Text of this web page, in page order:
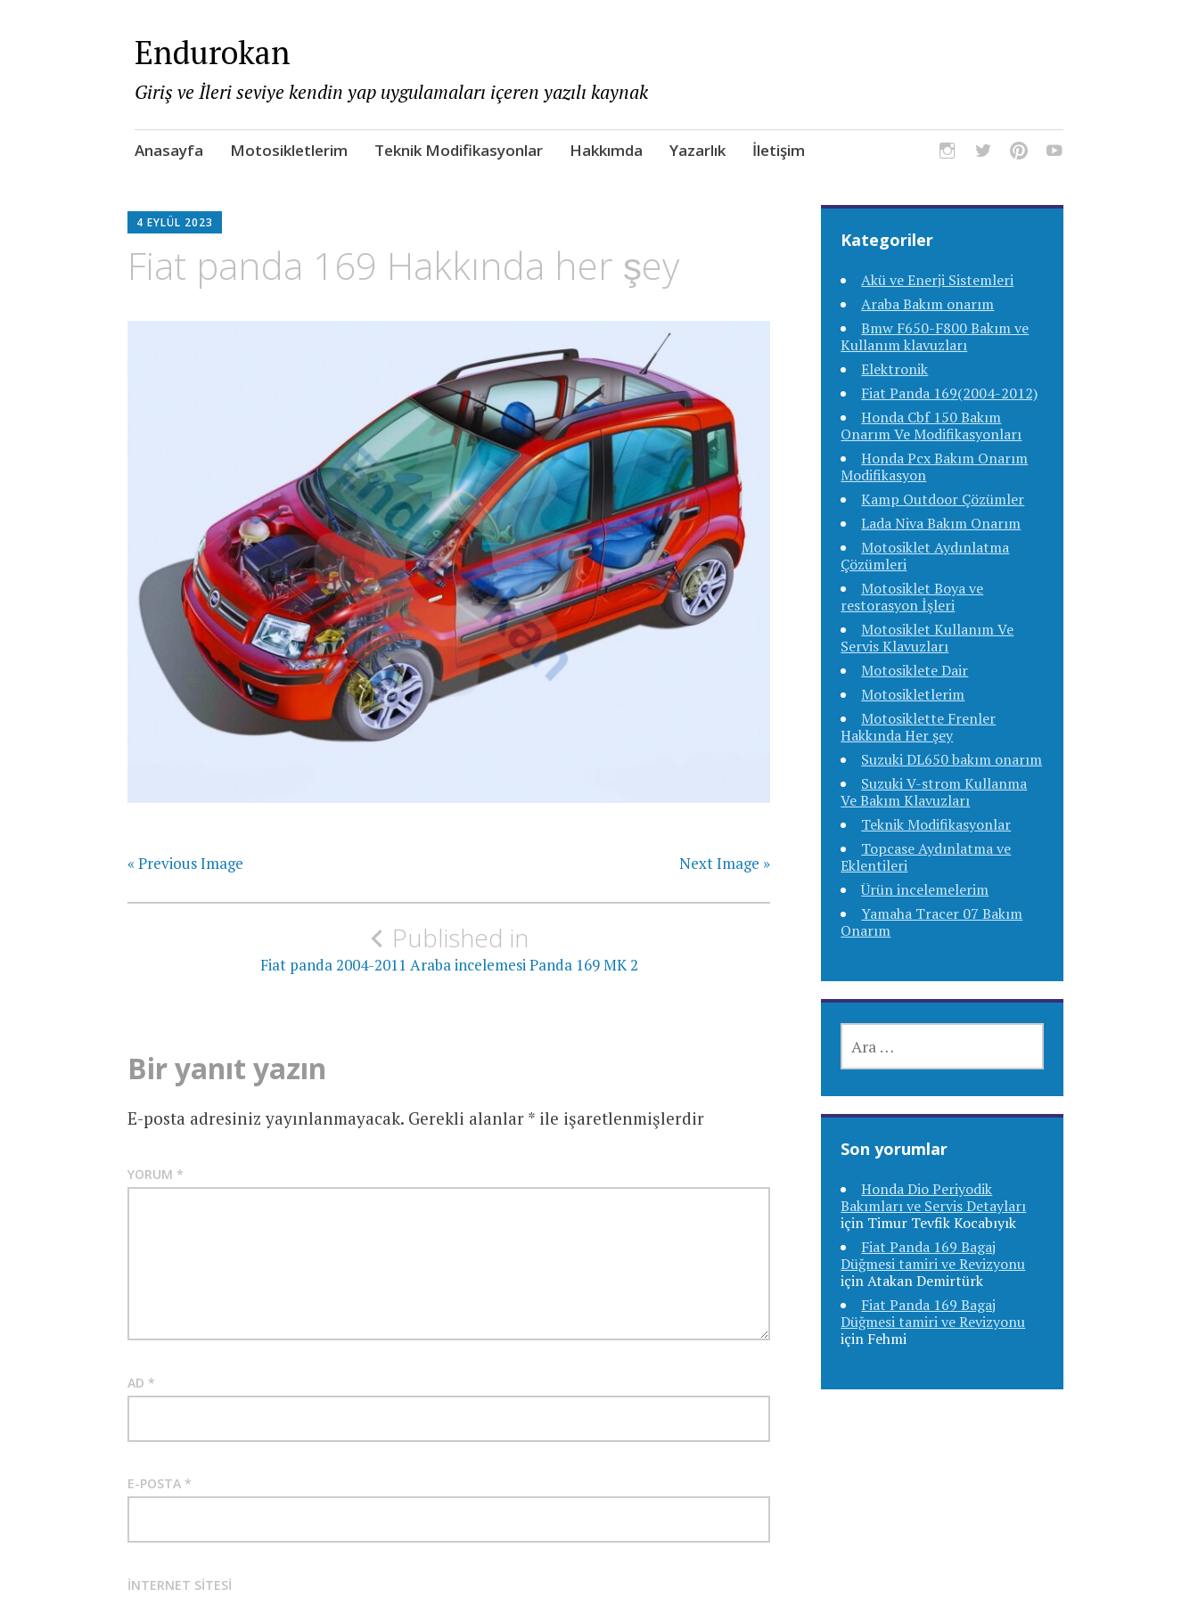
Endurokan
Giriş ve İleri seviye kendin yap uygulamaları içeren yazılı kaynak
Skip
Anasayfa Motosikletlerim Teknik Modifikasyonlar Hakkımda Yazarlık İletişim
4 EYLÜL 2023
Fiat panda 169 Hakkında her şey
« Previous Image Next Image »
Yazı
Published in
Fiat panda 2004-2011 Araba incelemesi Panda 169 MK 2
Bir yanıt yazın
E-posta adresiniz yayınlanmayacak. Gerekli alanlar *ile işaretlenmişlerdir
YORUM *
AD *
E-POSTA *
İNTERNET SITESI
Kategoriler
Akü ve Enerji Sistemleri
Araba Bakım onarım
Bmw F650-F800 Bakım ve
Kullanım klavuzları
Elektronik
Fiat Panda 169(2004-2012)
Honda Cbf 150 Bakım
Onarım Ve Modifikasyonları
Honda Pcx Bakım Onarım
Modifikasyon
Kamp Outdoor Çözümler
Lada Niva Bakım Onarım
Motosiklet Aydınlatma
Çözümleri
Motosiklet Boya ve
restorasyon İşleri
Motosiklet Kullanım Ve
Servis Klavuzları
Motosiklete Dair
Motosikletlerim
Motosiklette Frenler
Hakkında Her şey
Suzuki DL650 bakım onarım
Suzuki V-strom Kullanma
Ve Bakım Klavuzları
Teknik Modifikasyonlar
Topcase Aydınlatma ve
Eklentileri
Ürün incelemelerim
Yamaha Tracer 07 Bakım
Onarım
Son yorumlar
Honda Dio Periyodik
Bakımları ve Servis Detayları
için Timur Tevfik Kocabıyık
Fiat Panda 169 Bagaj
Düğmesi tamiri ve Revizyonu
içinAtakan Demirtürk
Fiat Panda 169 Bagaj
Düğmesi tamiri ve Revizyonu
için Fehmi